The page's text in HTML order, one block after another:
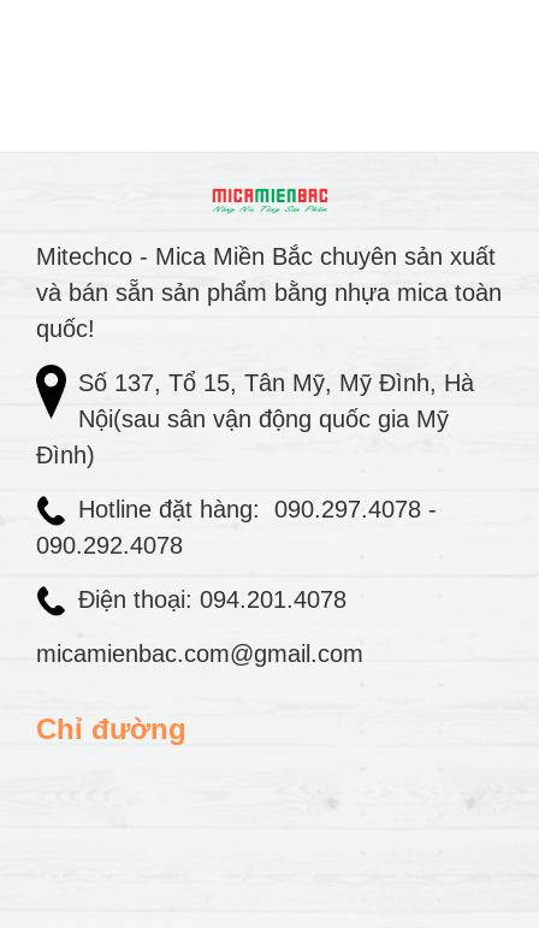
Mitechco - Mica Miền Bắc chuyên sản xuất
và bán sẵn sản phẩm bằng nhựa mica toàn
quốc!
Số 137, Tổ 15, Tân Mỹ, Mỹ Đình, Hà
Nội(sau sân vận động quốc gia Mỹ
Đình)
Hotline đặt hàng: 090.297.4078 -
090.292.4078
Điện thoại: 094.201.4078
micamienbac.com@gmail.com
Chỉ đường